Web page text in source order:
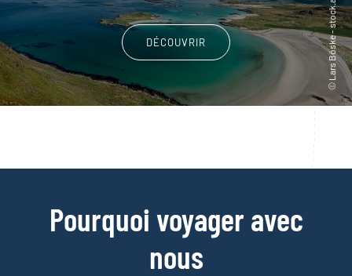
DÉCOUVRIR
Pourquoi voyager avec
nous